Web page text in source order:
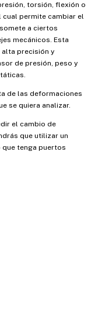
torsión, flexión o
cual permite cambiar el
a ciertos
mecánicos. Esta
alta precisión y
de presión, peso y
de las deformaciones
se quiera analizar.
el cambio de
que utilizar un
tenga puertos